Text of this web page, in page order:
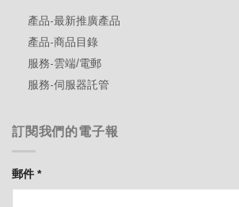
產品-最新推廣產品
產品-商品目錄
服務-雲端/電郵
服務-伺服器託管
訂閱我們的電子報
郵件*